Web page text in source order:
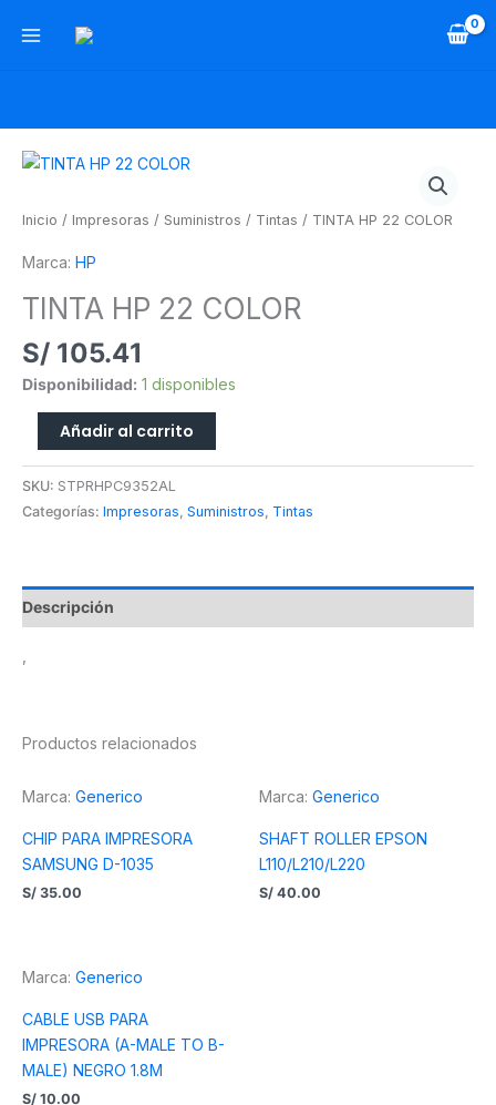
Inicio / Impresoras / Suministros / Tintas / TINTA HP 22 COLOR
Marca: HP
TINTA HP 22 COLOR
S/ 105.41
Disponibilidad: 1 disponibles
TINTA
22
cantidad
Añadir al carrito
SKU: STPRHPC9352AL
Categorías: Impresoras, Suministros, Tintas
Descripción
Productos relacionados
Marca: Generico
CHIP PARA IMPRESORA
SAMSUNG D-1035
S/ 35.00
Marca: Generico
SHAFT ROLLER EPSON
L110/L210/L220
S/ 40.00
Marca: Generico
CABLE USB PARA
IMPRESORA (A-MALE TO B-
MALE) NEGRO 1.8M
S/ 10.00